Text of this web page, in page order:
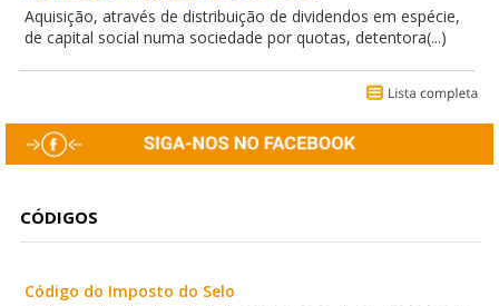
Aquisição, através de distribuição de dividendos em espécie,
de capital social numa sociedade por quotas, detentora(...)
CÓDIGOS
Código do Imposto do Selo